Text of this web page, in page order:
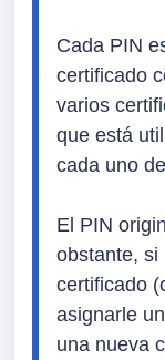
Cada PIN
certificado
varios
que está
cada uno
El PIN
obstante, si
certificado
asignarle